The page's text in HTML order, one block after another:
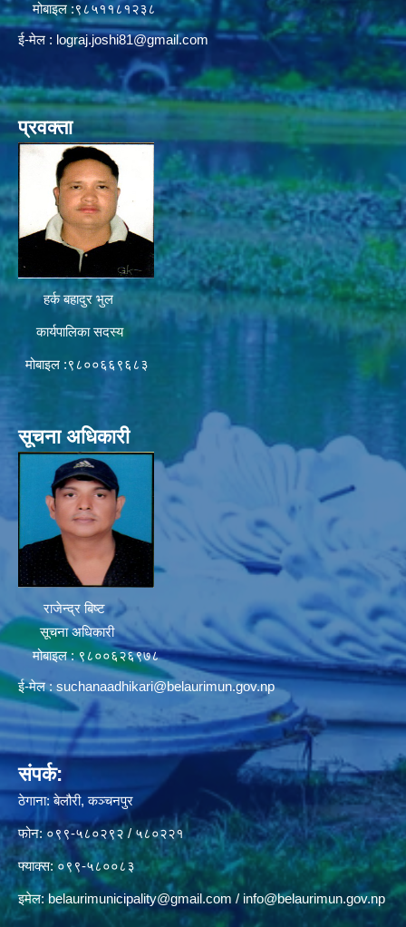
मोबाइल :९८५११८१२३८
ई-मेल : lograj.joshi81@gmail.com
प्रवक्ता
हर्क बहादुर भुल
कार्यपालिका सदस्य
मोबाइल :९८००६६९६८३
सूचना अधिकारी
राजेन्द्र बिष्ट
सूचना अधिकारी
मोबाइल : ९८००६२६९७८
ई-मेल : suchanaadhikari@belaurimun.gov.np
संपर्क:
ठेगाना: बेलौरी, कञ्चनपुर
फोन: ०९९-५८०२९२ / ५८०२२१
फ्याक्स: ०९९-५८००८३
इमेल:belaurimunicipality@gmail.com / info@belaurimun.gov.np